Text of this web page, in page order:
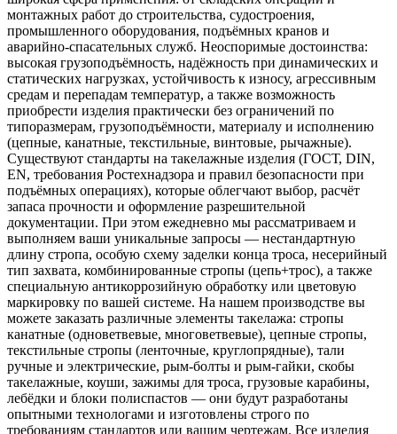
монтажных работ до строительства, судостроения,
промышленного оборудования, подъёмных кранов и
аварийно-спасательных служб. Неоспоримые достоинства:
высокая грузоподъёмность, надёжность при динамических и
статических нагрузках, устойчивость к износу, агрессивным
средам и перепадам температур, а также возможность
приобрести изделия практически без ограничений по
типоразмерам, грузоподъёмности, материалу и исполнению
(цепные, канатные, текстильные, винтовые, рычажные).
Существуют стандарты на такелажные изделия (ГОСТ, DIN,
EN, требования Ростехнадзора и правил безопасности при
подъёмных операциях), которые облегчают выбор, расчёт
запаса прочности и оформление разрешительной
документации. При этом ежедневно мы рассматриваем и
выполняем ваши уникальные запросы — нестандартную
длину стропа, особую схему заделки конца троса, несерийный
тип захвата, комбинированные стропы (цепь+трос), а также
специальную антикоррозийную обработку или цветовую
маркировку по вашей системе. На нашем производстве вы
можете заказать различные элементы такелажа: стропы
канатные (одноветвевые, многоветвевые), цепные стропы,
текстильные стропы (ленточные, круглопрядные), тали
ручные и электрические, рым-болты и рым-гайки, скобы
такелажные, коуши, зажимы для троса, грузовые карабины,
лебёдки и блоки полиспастов — они будут разработаны
опытными технологами и изготовлены строго по
требованиям стандартов или вашим чертежам. Все изделия